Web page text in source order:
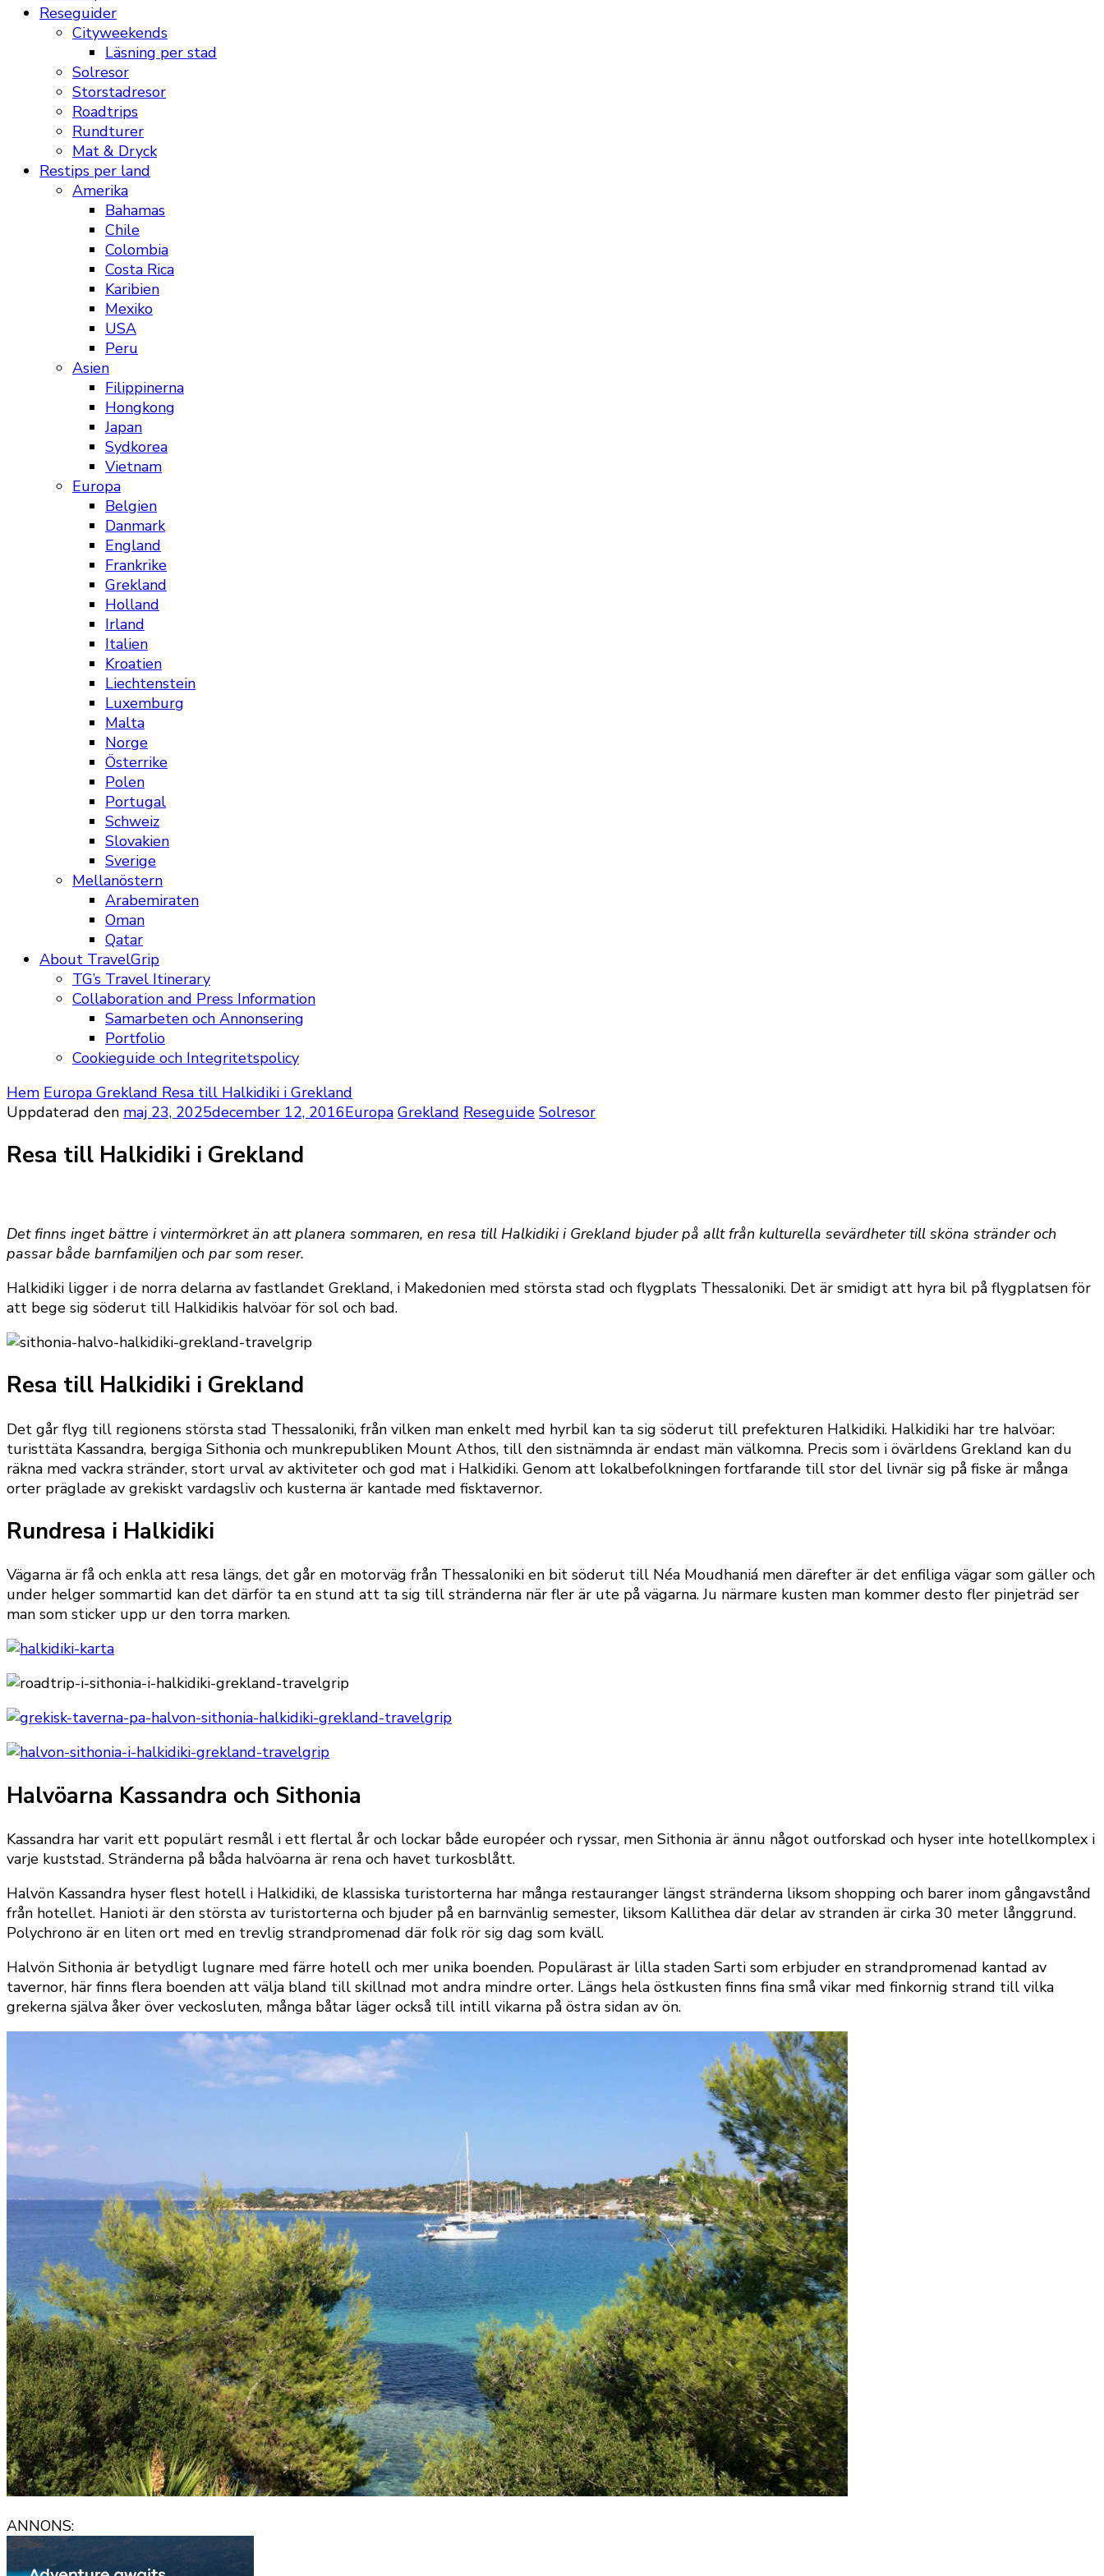
Reseguider
Cityweekends
Läsning per stad
Solresor
Storstadresor
Roadtrips
Rundturer
Mat & Dryck
Restips per land
Amerika
Bahamas
Chile
Colombia
Costa Rica
Karibien
Mexiko
USA
Peru
Asien
Filippinerna
Hongkong
Japan
Sydkorea
Vietnam
Europa
Belgien
Danmark
England
Frankrike
Grekland
Holland
Irland
Italien
Kroatien
Liechtenstein
Luxemburg
Malta
Norge
Österrike
Polen
Portugal
Schweiz
Slovakien
Sverige
Mellanöstern
Arabemiraten
Oman
Qatar
About TravelGrip
TG’s Travel Itinerary
Collaboration and Press Information
Samarbeten och Annonsering
Portfolio
Cookieguide och Integritetspolicy
Hem Europa Grekland Resa till Halkidiki i Grekland
Uppdaterad den maj 23, 2025december 12, 2016Europa Grekland Reseguide Solresor
Resa till Halkidiki i Grekland
Det finns inget bättre i vintermörkret än att planera sommaren, en resa till Halkidiki i Grekland bjuder på allt från kulturella sevärdheter till sköna stränder och
passar både barnfamiljen och par som reser.
Halkidiki ligger i de norra delarna av fastlandet Grekland, i Makedonien med största stad och flygplats Thessaloniki. Det är smidigt att hyra bil på flygplatsen för
att bege sig söderut till Halkidikis halvöar för sol och bad.
Resa till Halkidiki i Grekland
Det går flyg till regionens största stad Thessaloniki, från vilken man enkelt med hyrbil kan ta sig söderut till prefekturen Halkidiki. Halkidiki har tre halvöar:
turisttäta Kassandra, bergiga Sithonia och munk­republi­­ken Mount Athos, till den sistnämnda är endast män välkomna. Precis som i övärldens Grekland kan du
räkna med vackra stränder, stort urval av aktiviteter och god mat i Halkidiki. Genom att lokalbefolkningen fortfarande till stor del livnär sig på fiske är många
orter präglade av grekiskt vardagsliv och kusterna är kantade med fisktavernor.
Rundresa i Halkidiki
Vägarna är få och enkla att resa längs, det går en motorväg från Thessaloniki en bit söderut till Néa Moudhaniá men därefter är det enfiliga vägar som gäller och
under helger sommartid kan det därför ta en stund att ta sig till stränderna när fler är ute på vägarna. Ju närmare kusten man kommer desto fler pinjeträd ser
man som sticker upp ur den torra marken.
Halvöarna Kassandra och Sithonia
Kassandra har varit ett populärt resmål i ett flertal år och lockar både européer och ryssar, men Sithonia är ännu något outforskad och hyser inte hotellkomplex i
varje kuststad. Stränderna på båda halvöarna är rena och havet turkosblått.
Halvön Kassandra hyser flest hotell i Halkidiki, de klassiska turistorterna har många restauranger längst stränderna liksom shopping och barer inom gångavstånd
från hotellet. Hanioti är den största av turistorterna och bjuder på en barnvänlig semester, liksom Kallithea där delar av stranden är cirka 30 meter långgrund.
Polychrono är en liten ort med en trevlig strandpromenad där folk rör sig dag som kväll.
Halvön Sithonia är betydligt lugnare med färre hotell och mer unika boenden. Populärast är lilla staden Sarti som erbjuder en strandpromenad kantad av
tavernor, här finns flera boenden att välja bland till skillnad mot andra mindre orter. Längs hela östkusten finns fina små vikar med finkornig strand till vilka
grekerna själva åker över veckosluten, många båtar läger också till intill vikarna på östra sidan av ön.
ANNONS: